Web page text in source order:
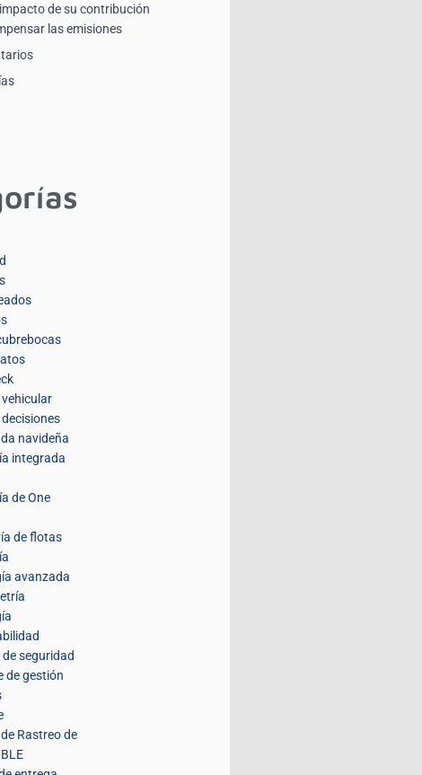
de su contribución
las emisiones
navideña
integrada
de One
de flotas
avanzada
seguridad
de gestión
Rastreo de